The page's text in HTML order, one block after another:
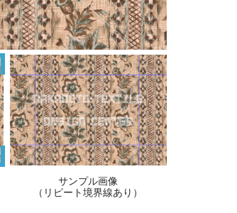
サンプル画像
（リピート境界線あり）